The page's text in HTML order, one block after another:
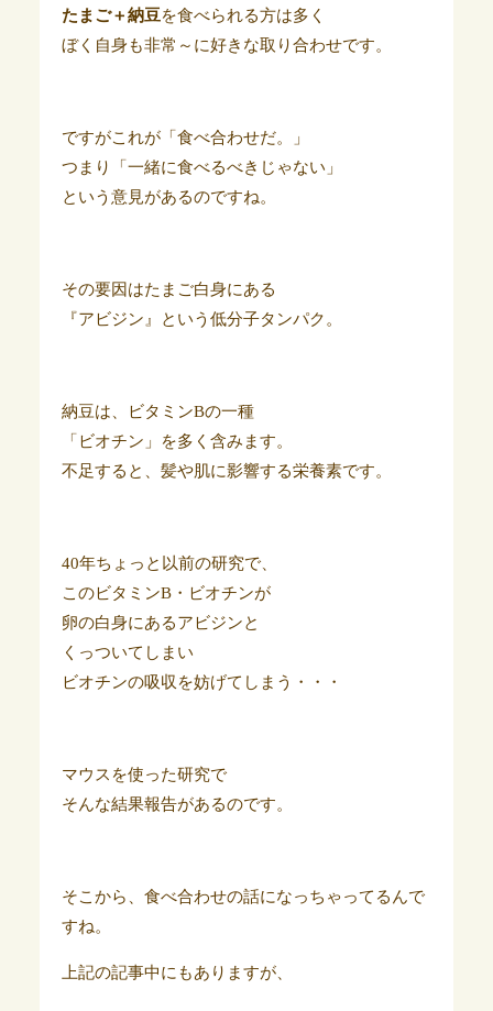
たまご＋納豆を食べられる方は多く
ぼく自身も非常～に好きな取り合わせです。
ですがこれが「食べ合わせだ。」
つまり「一緒に食べるべきじゃない」
という意見があるのですね。
その要因はたまご白身にある
『アビジン』という低分子タンパク。
納豆は、ビタミンBの一種
「ビオチン」を多く含みます。
不足すると、髪や肌に影響する栄養素です。
40年ちょっと以前の研究で、
このビタミンB・ビオチンが
卵の白身にあるアビジンと
くっついてしまい
ビオチンの吸収を妨げてしまう・・・
マウスを使った研究で
そんな結果報告があるのです。
そこから、食べ合わせの話になっちゃってるんで
すね。
上記の記事中にもありますが、